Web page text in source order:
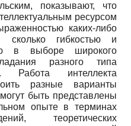
показывают, что
ресурсом
каких-либо
сколько гибкостью и
в выборе широкого
разного типа
Работа интеллекта
разные варианты
быть представлены
опыте в терминах
теоретических